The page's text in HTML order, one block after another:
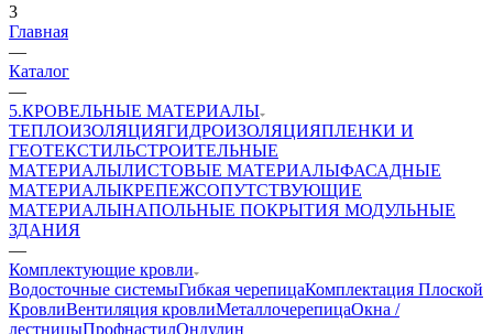
3
Главная
—
Каталог
—
5.КРОВЕЛЬНЫЕ МАТЕРИАЛЫ
ТЕПЛОИЗОЛЯЦИЯГИДРОИЗОЛЯЦИЯПЛЕНКИ И
ГЕОТЕКСТИЛЬСТРОИТЕЛЬНЫЕ
МАТЕРИАЛЫЛИСТОВЫЕ МАТЕРИАЛЫФАСАДНЫЕ
МАТЕРИАЛЫКРЕПЕЖСОПУТСТВУЮЩИЕ
МАТЕРИАЛЫНАПОЛЬНЫЕ ПОКРЫТИЯ МОДУЛЬНЫЕ
ЗДАНИЯ
—
Комплектующие кровли
Водосточные системыГибкая черепицаКомплектация Плоской
КровлиВентиляция кровлиМеталлочерепицаОкна /
лестницыПрофнастилОндулин